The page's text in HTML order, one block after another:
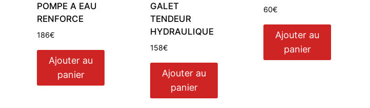
POMPE A EAU
RENFORCE
186€
Ajouter au
panier
GALET
TENDEUR
HYDRAULIQUE
158€
Ajouter au
panier
60€
Ajouter au
panier